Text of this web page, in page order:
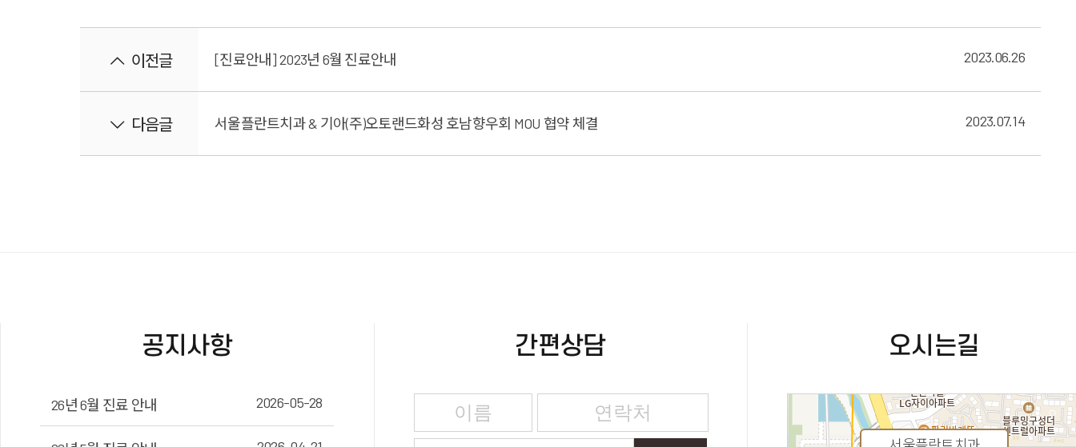
이전글 [진료안내] 2023년 6월 진료안내 2023.06.26
다음글 서울플란트치과 & 기아(주)오토랜드화성 호남향우회 MOU 협약 체결 2023.07.14
공지사항
26년 6월 진료 안내 2026-05-28
간편상담 오시는길